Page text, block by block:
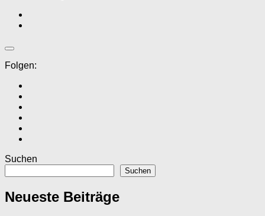
Folgen:
Suchen
Suchen
Neueste Beiträge